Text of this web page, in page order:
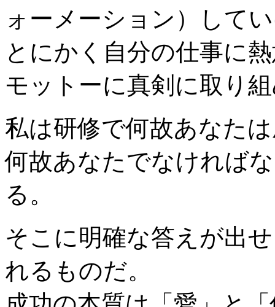
ォーメーション）して
とにかく自分の仕事に
モットーに真剣に取り
私は研修で何故あなた
何故あなたでなければ
る。
そこに明確な答えが出
れるものだ。